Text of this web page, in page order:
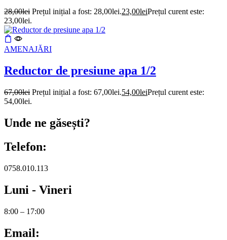
28,00lei Prețul inițial a fost: 28,00lei.23,00leiPrețul curent este:
23,00lei.
AMENAJĂRI
Reductor de presiune apa 1/2
67,00lei Prețul inițial a fost: 67,00lei.54,00leiPrețul curent este:
54,00lei.
Unde ne găsești?
Telefon:
0758.010.113
Luni - Vineri
8:00 – 17:00
Email: